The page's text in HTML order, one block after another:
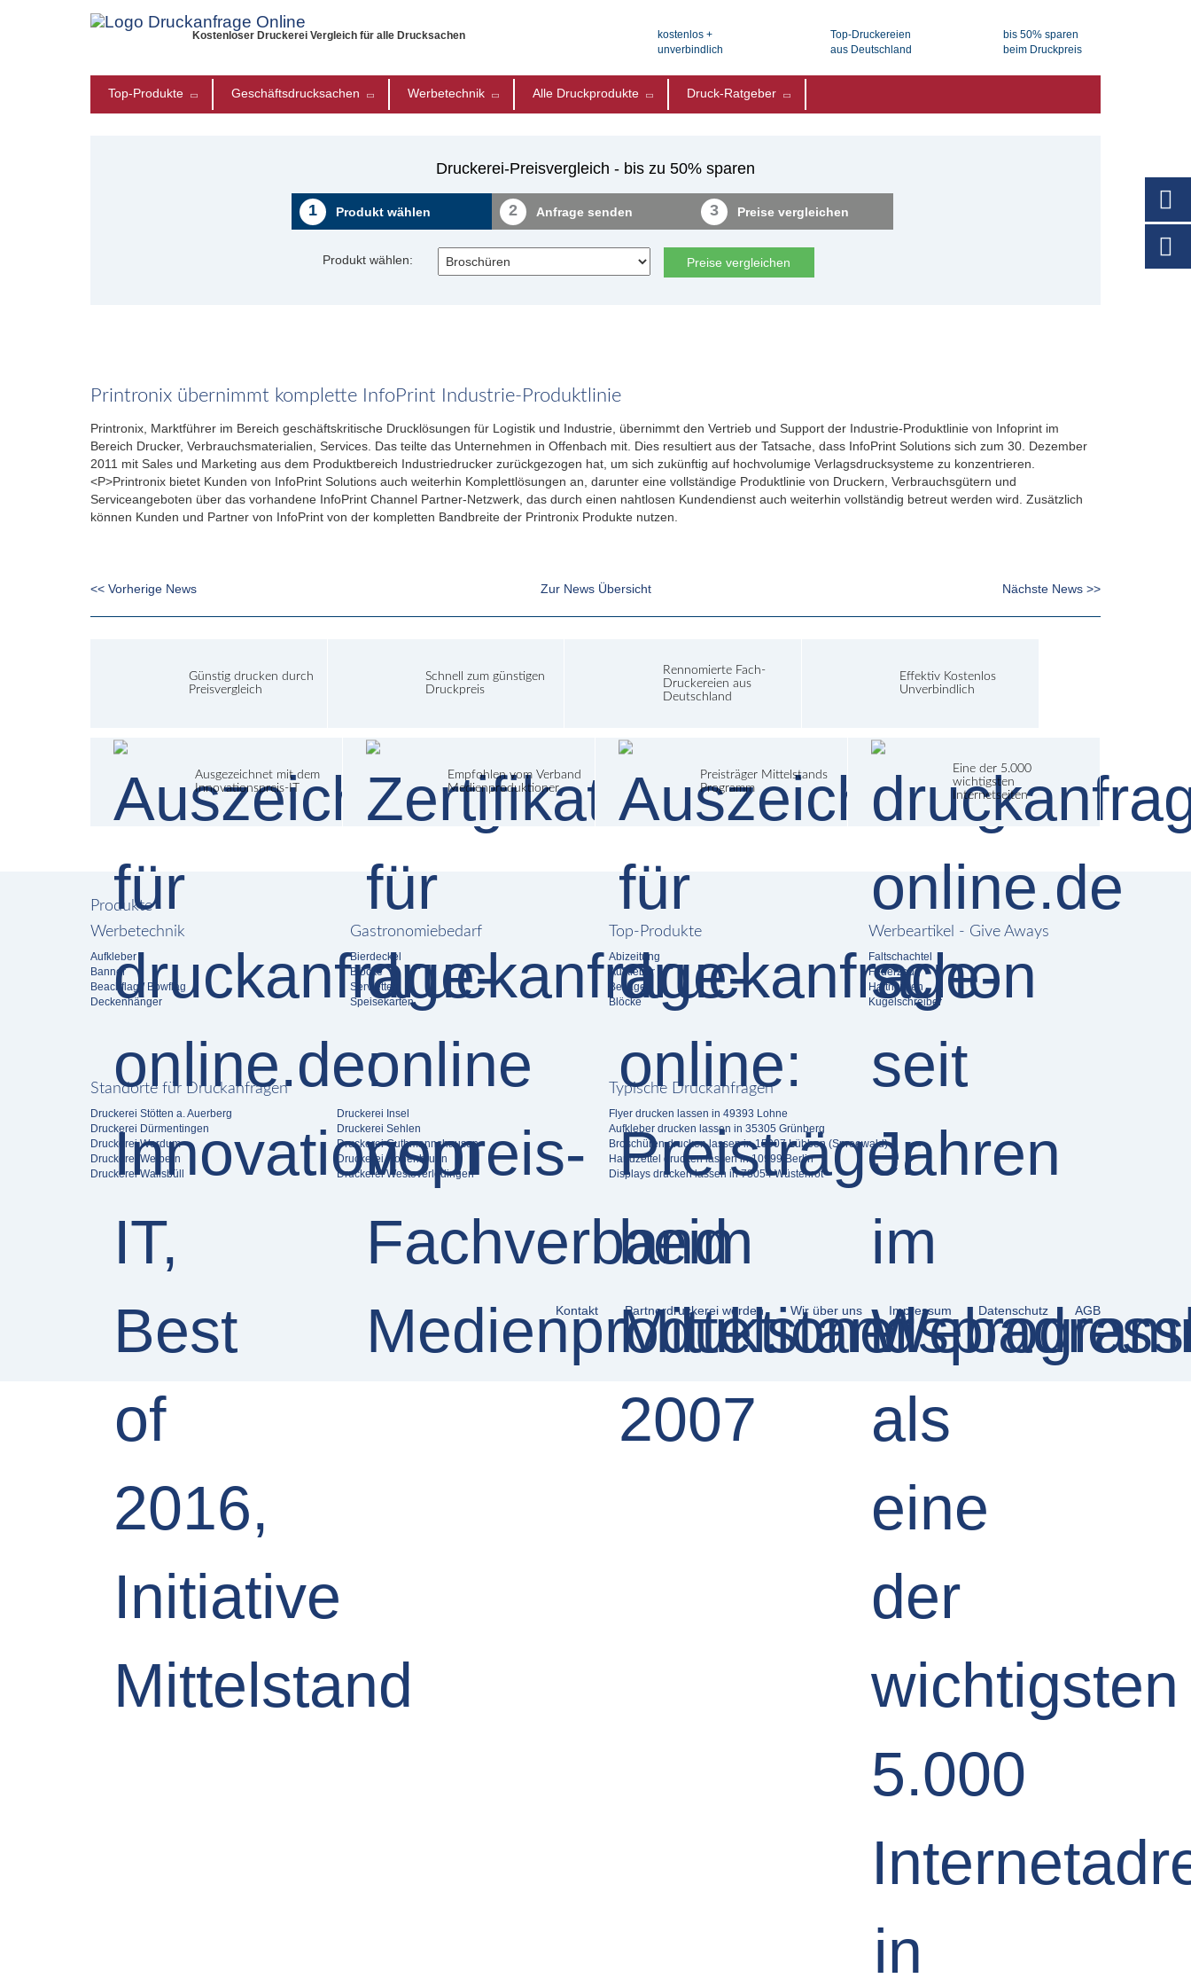
Kostenloser Druckerei Vergleich für alle Drucksachen
kostenlos +
unverbindlich
Top-Druckereien
aus Deutschland
bis 50% sparen
beim Druckpreis
Top-Produkte Geschäftsdrucksachen Werbetechnik Alle Druckprodukte Druck-Ratgeber
Druckerei-Preisvergleich - bis zu 50% sparen
1 Produkt wählen 2 Anfrage senden 3 Preise vergleichen
Produkt wählen: Preise vergleichen
Printronix übernimmt komplette InfoPrint Industrie-Produktlinie
Printronix, Marktführer im Bereich geschäftskritische Drucklösungen für Logistik und Industrie, übernimmt den Vertrieb und Support der Industrie-Produktlinie von Infoprint im
Bereich Drucker, Verbrauchsmaterialien, Services. Das teilte das Unternehmen in Offenbach mit. Dies resultiert aus der Tatsache, dass InfoPrint Solutions sich zum 30. Dezember
2011 mit Sales und Marketing aus dem Produktbereich Industriedrucker zurückgezogen hat, um sich zukünftig auf hochvolumige Verlagsdrucksysteme zu konzentrieren.
<P>Printronix bietet Kunden von InfoPrint Solutions auch weiterhin Komplettlösungen an, darunter eine vollständige Produktlinie von Druckern, Verbrauchsgütern und
Serviceangeboten über das vorhandene InfoPrint Channel Partner-Netzwerk, das durch einen nahtlosen Kundendienst auch weiterhin vollständig betreut werden wird. Zusätzlich
können Kunden und Partner von InfoPrint von der kompletten Bandbreite der Printronix Produkte nutzen.
<< Vorherige News Zur News Übersicht Nächste News >>
Günstig drucken durch
Preisvergleich
Schnell zum günstigen
Druckpreis
Rennomierte Fach-
Druckereien aus
Deutschland
Effektiv Kostenlos
Unverbindlich
Ausgezeichnet mit dem
Innovationspreis-IT
Empfohlen vom Verband
Medienproduktioner
Preisträger Mittelstands
Programm
Eine der 5.000
wichtigsten
Internetseiten
Produkte
Werbetechnik
Aufkleber
Banner
Beachflag / Bowflag
Deckenhänger
Gastronomiebedarf
Bierdeckel
Blöcke
Servietten
Speisekarten
Top-Produkte
Abizeitung
Aufkleber
Beilagen
Blöcke
Werbeartikel - Give Aways
Faltschachtel
Feuerzeug
Haftnotizen
Kugelschreiber
Standorte für Druckanfragen
Druckerei Stötten a. Auerberg
Druckerei Dürmentingen
Druckerei Werdum
Druckerei Weibern
Druckerei Wallsbüll
Druckerei Insel
Druckerei Sehlen
Druckerei Guthmannshausen
Druckerei Hohenbrunn
Druckerei Westoverledingen
Typische Druckanfragen
Flyer drucken lassen in 49393 Lohne
Aufkleber drucken lassen in 35305 Grünberg
Broschüren drucken lassen in 15907 Lübben (Spreewald)
Handzettel drucken lassen in 10999 Berlin
Displays drucken lassen in 78054 Wüstenrot
Kontakt Partnerdruckerei werden Wir über uns Impressum Datenschutz AGB